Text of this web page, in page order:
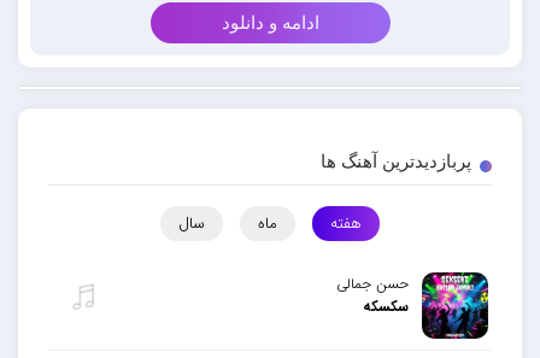
ادامه و دانلود
پربازدیدترین آهنگ ها
هفته ماه سال
حسن جمالی
سکسکه